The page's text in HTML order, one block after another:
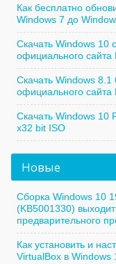
Как бесплатно
Windows 7 до
Скачать Windows 10 с
официального сайта
Скачать Windows 8.1
официального сайта
Скачать Windows 10
x32 bit ISO
Новые
Сборка Windows 10
(KB5001330)
предварительного
Как установить и
VirtualBox в Windows